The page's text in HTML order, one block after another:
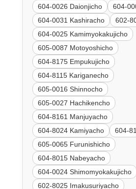
604-0026 Daionjicho
604-
604-0031 Kashiracho
602-
604-0025 Kamimyokakujicho
605-0087 Motoyoshicho
604-8175 Empukujicho
604-8115 Kariganecho
605-0016 Shinnocho
605-0027 Hachikencho
604-8161 Manjuyacho
604-8024 Kamiyacho
604-
605-0065 Furunishicho
604-8015 Nabeyacho
604-0024 Shimomyokakujicho
602-8025 Imakusuriyacho